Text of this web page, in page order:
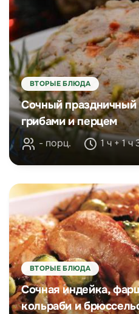
ВТОРЫЕ БЛЮДА
Сочный праздничный
грибами и перцем
- порц. 1 ч + 1
ВТОРЫЕ БЛЮДА
Сочная индейка,
кольраби и